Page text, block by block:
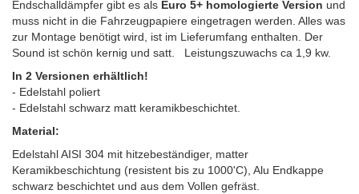
Endschalldämpfer gibt es als Euro 5+ homologierte Version und
muss nicht in die Fahrzeugpapiere eingetragen werden. Alles was
zur Montage benötigt wird, ist im Lieferumfang enthalten. Der
Sound ist schön kernig und satt. Leistungszuwachs ca 1,9 kw.
In 2 Versionen erhältlich!
- Edelstahl poliert
- Edelstahl schwarz matt keramikbeschichtet.
Material:
Edelstahl AISI 304 mit hitzebeständiger, matter
Keramikbeschichtung (resistent bis zu 1000'C), Alu Endkappe
schwarz beschichtet und aus dem Vollen gefräst.